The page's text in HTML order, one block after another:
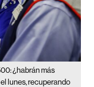
¿habrán más
lunes, recuperando